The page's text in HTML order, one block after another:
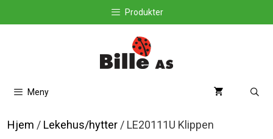
til
Produkter
Meny
Hjem / Lekehus/hytter / LE20111U Klippen